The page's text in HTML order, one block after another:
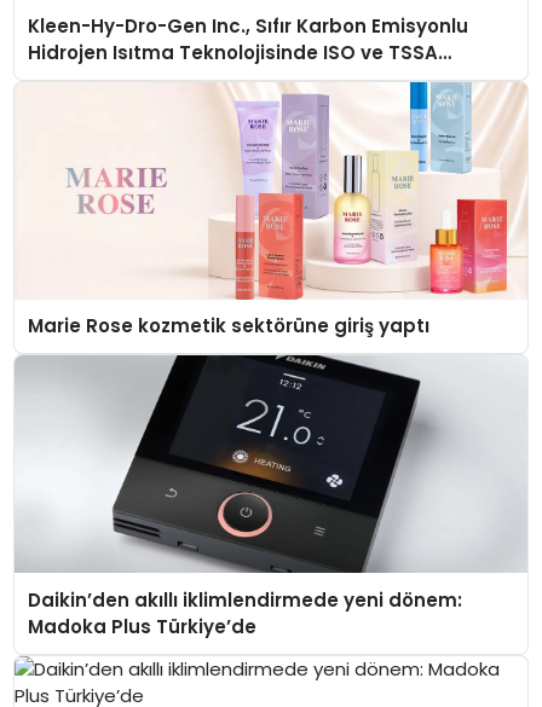
Kleen-Hy-Dro-Gen Inc., Sıfır Karbon Emisyonlu
Hidrojen Isıtma Teknolojisinde ISO ve TSSA
Düzenleyici Onaylarını Aldı
Marie Rose kozmetik sektörüne giriş yaptı
Daikin’den akıllı iklimlendirmede yeni dönem:
Madoka Plus Türkiye’de